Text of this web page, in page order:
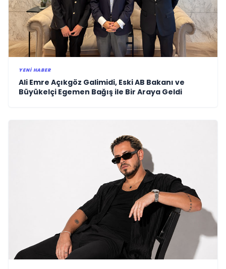
YENI HABER
Ali Emre Açıkgöz Galimidi, Eski AB Bakanı ve
Büyükelçi Egemen Bağış ile Bir Araya Geldi